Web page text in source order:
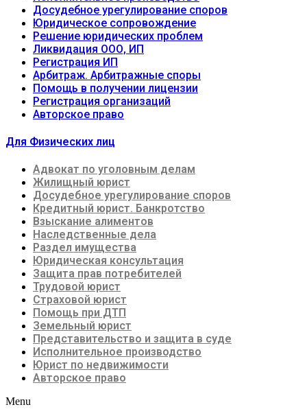
Досудебное урегулирование споров
Юридическое сопровождение
Решение юридических проблем
Ликвидация ООО, ИП
Регистрация ИП
Арбитраж. Арбитражные споры
Помощь в получении лицензии
Регистрация организаций
Авторское право
Для Физических лиц
Адвокат по уголовным делам
Жилищный юрист
Досудебное урегулирование споров
Кредитный юрист. Банкротство
Взыскание алиментов
Наследственные дела
Раздел имущества
Юридическая консультация
Защита прав потребителей
Трудовой юрист
Страховой юрист
Помощь при ДТП
Земельный юрист
Представительство и защита в суде
Исполнительное производство
Юрист по недвижимости
Авторское право
Menu